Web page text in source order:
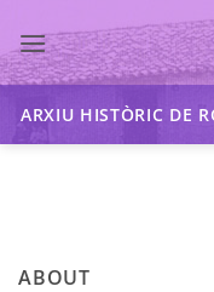
to
content
ARXIU HISTÒRIC DE
ABOUT